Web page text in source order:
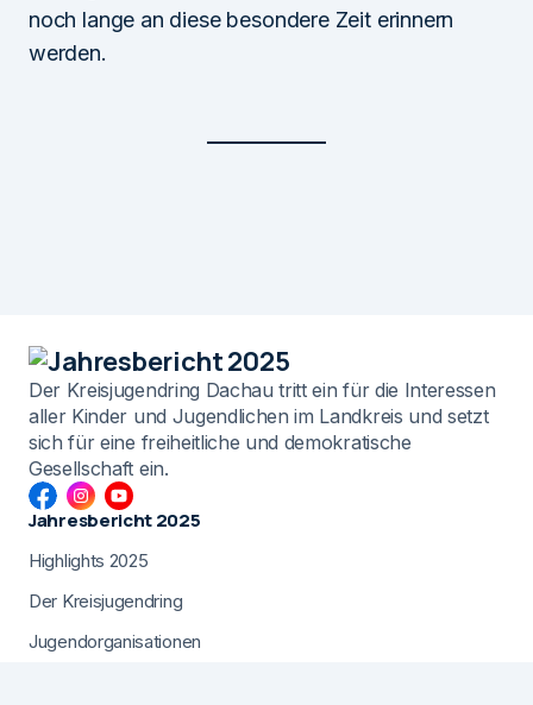
noch lange an diese besondere Zeit erinnern
werden.
Der Kreisjugendring Dachau tritt ein für die Interessen
aller Kinder und Jugendlichen im Landkreis und setzt
sich für eine freiheitliche und demokratische
Gesellschaft ein.
Jahresbericht 2025
Highlights 2025
Der Kreisjugendring
Jugendorganisationen